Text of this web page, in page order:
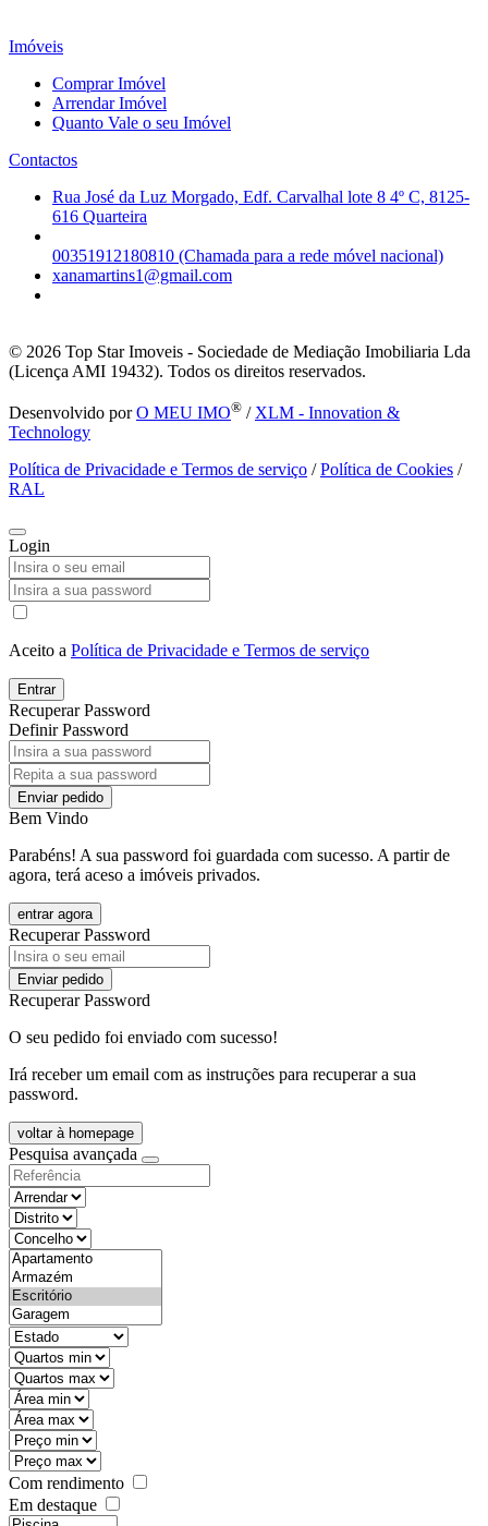
Imóveis
Comprar Imóvel
Arrendar Imóvel
Quanto Vale o seu Imóvel
Contactos
Rua José da Luz Morgado, Edf. Carvalhal lote 8 4º C, 8125-
616 Quarteira
00351912180810 (Chamada para a rede móvel nacional)
xanamartins1@gmail.com
© 2026 Top Star Imoveis - Sociedade de Mediação Imobiliaria Lda
(Licença AMI 19432). Todos os direitos reservados.
Desenvolvido porO MEU IMO® / XLM - Innovation &
Technology
Política de Privacidade e Termos de serviço /Política de Cookies /
RAL
Login
Aceito a Política de Privacidade e Termos de serviço
Entrar
Recuperar Password
Definir Password
Enviar pedido
Bem Vindo
Parabéns! A sua password foi guardada com sucesso. A partir de
agora, terá aceso a imóveis privados.
entrar agora
Recuperar Password
Enviar pedido
Recuperar Password
O seu pedido foi enviado com sucesso!
Irá receber um email com as instruções para recuperar a sua
password.
voltar à homepage
Pesquisa avançada
objective
districtId
countyId
types
state
mintypo
maxtypo
minarea
maxarea
minprice
maxprice
Com rendimento
Em destaque